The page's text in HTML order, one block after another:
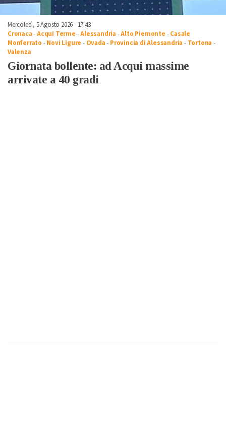
Mercoledì, 5 Agosto 2026 - 17:43
Cronaca-Acqui Terme -Alessandria -Alto Piemonte -Casale
Monferrato -Novi Ligure - Ovada- Provincia di Alessandria - Tortona -
Valenza
Giornata bollente: ad Acqui massime
arrivate a 40 gradi